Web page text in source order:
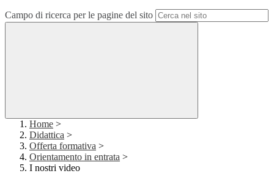
Campo di ricerca per le pagine del sito
Home >
Didattica >
Offerta formativa >
Orientamento in entrata >
I nostri video